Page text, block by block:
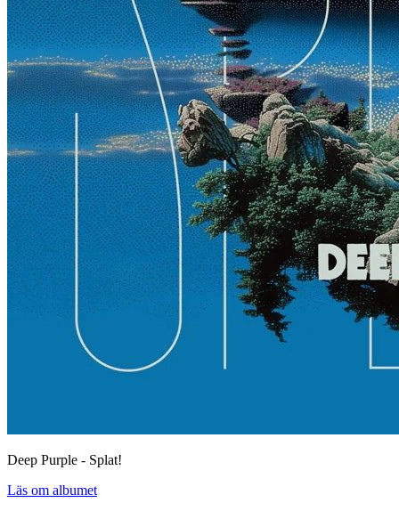
Deep Purple - Splat!
Läs om albumet